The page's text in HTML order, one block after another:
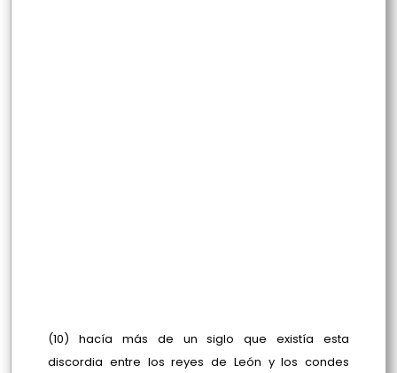
(10) hacía más de un siglo que existía esta
discordia entre los reyes de León y los condes